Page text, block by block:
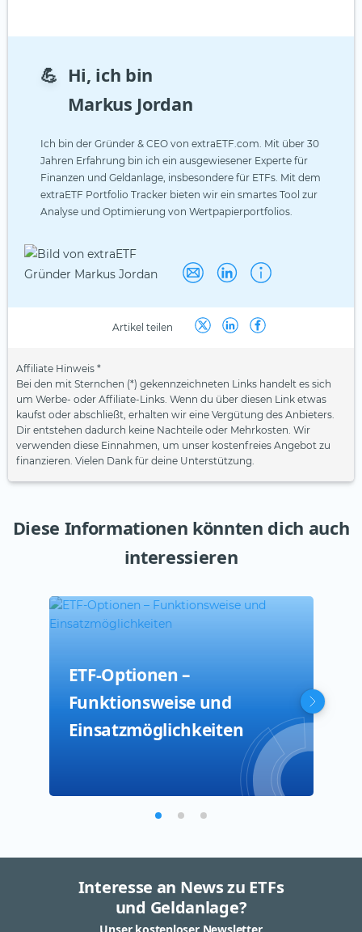
💪 Hi, ich bin
Markus Jordan
Ich bin der Gründer & CEO von extraETF.com. Mit über 30
Jahren Erfahrung bin ich ein ausgewiesener Experte für
Finanzen und Geldanlage, insbesondere für ETFs. Mit dem
extraETF Portfolio Tracker bieten wir ein smartes Tool zur
Analyse und Optimierung von Wertpapierportfolios.
Artikel teilen
Affiliate Hinweis *
Bei den mit Sternchen (*) gekennzeichneten Links handelt es sich
um Werbe- oder Affiliate-Links. Wenn du über diesen Link etwas
kaufst oder abschließt, erhalten wir eine Vergütung des Anbieters.
Dir entstehen dadurch keine Nachteile oder Mehrkosten. Wir
verwenden diese Einnahmen, um unser kostenfreies Angebot zu
finanzieren. Vielen Dank für deine Unterstützung.
Diese Informationen könnten dich auch
interessieren
ETF-Optionen –
Funktionsweise und
Einsatzmöglichkeiten
Interesse an News zu ETFs
und Geldanlage?